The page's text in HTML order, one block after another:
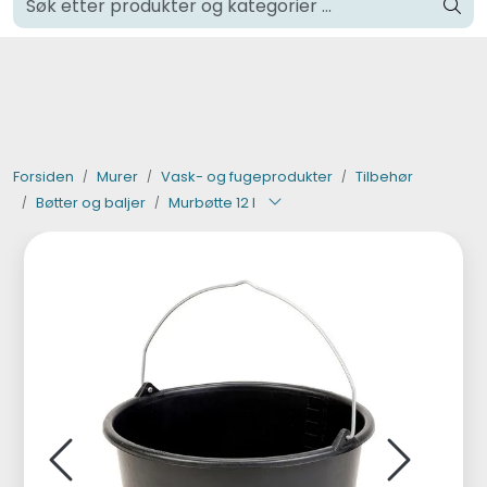
Skip to main content Klikk og hent i Oslo
Forsiden Murer Vask- og fugeprodukter
Tilbehør
Bøtter og baljer
Murbøtte 12 l
Byggevarer